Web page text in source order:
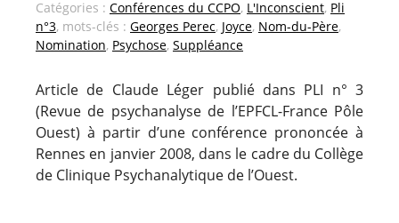
Catégories : Conférences du CCPO, L'Inconscient, Pli
n°3, mots-clés : Georges Perec, Joyce, Nom-du-Père,
Nomination, Psychose, Suppléance
Article de Claude Léger publié dans PLI n° 3
(Revue de psychanalyse de l’EPFCL-France Pôle
Ouest) à partir d’une conférence prononcée à
Rennes en janvier 2008, dans le cadre du Collège
de Clinique Psychanalytique de l’Ouest.